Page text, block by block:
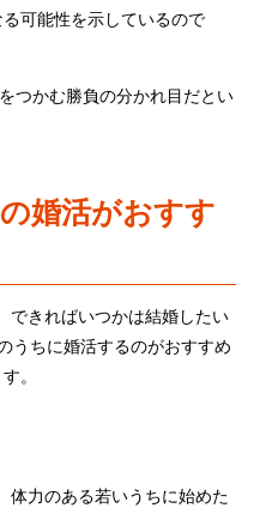
可能性を示しているので
つかむ勝負の分かれ目だとい
婚活がおすす
できればいつかは結婚したい
うちに婚活するのがおすすめ
。
体力のある若いうちに始めた